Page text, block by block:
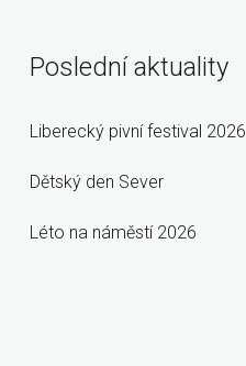
Poslední aktuality
Liberecký pivní festival 2026
Dětský den Sever
Léto na náměstí 2026